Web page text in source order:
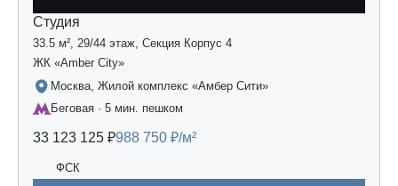
Студия
33.5 м², 29/44 этаж, Секция Корпус 4
ЖК «Amber Сity»
Москва, Жилой комплекс «Амбер Сити»
Беговая · 5 мин. пешком
33 123 125 ₽988 750 ₽/м²
ФСК